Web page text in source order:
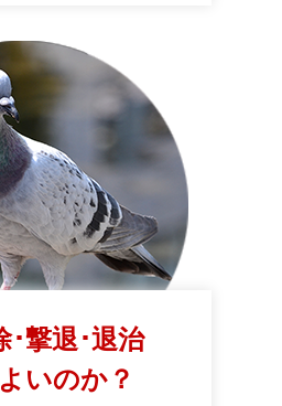
･撃退･退治
いのか？